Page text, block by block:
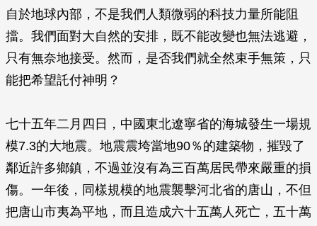
自於地球內部，不是我們人類微弱的科技力量所能阻
擋。我們面對大自然的安排，既不能改變也無法逃避，
只有無奈地接受。然而，是否我們就全然束手無策，只
能把希望託付神明？
七十五年二月四日，中國東北遼寧省的海城發生一場規
模7.3的大地震。地震震垮當地90％的建築物，摧毀了
鄰近許多鄉鎮，不過並沒有為三百萬居民帶來嚴重的損
傷。一年後，同樣規模的地震襲擊河北省的唐山，不但
把唐山市夷為平地，而且造成六十五萬人死亡，五十萬